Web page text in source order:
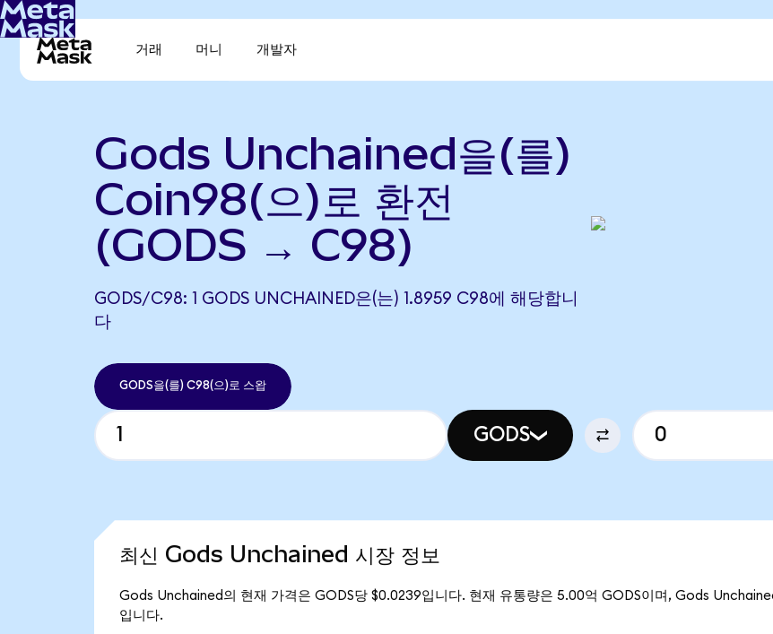
거래 머니 개발자
Gods Unchained을(를)
Coin98(으)로 환전
(GODS → C98)
GODS/C98: 1 GODS UNCHAINED은(는) 1.8959 C98에 해당합니
다
GODS을(를) C98(으)로 스왑
GODS
최신 Gods Unchained 시장 정보
Gods Unchained의 현재 가격은 GODS당 $0.0239입니다. 현재 유통량은 5.00억 GODS이며, Gods
입니다.